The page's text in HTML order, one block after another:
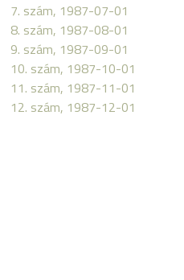
7. szám, 1987-07-01
8. szám, 1987-08-01
9. szám, 1987-09-01
10. szám, 1987-10-01
11. szám, 1987-11-01
12. szám, 1987-12-01